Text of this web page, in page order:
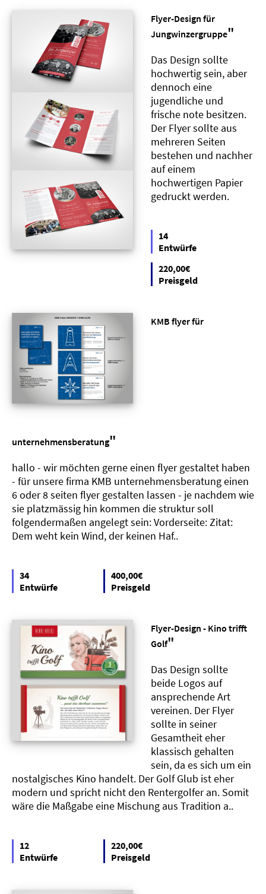
Flyer-Design für
Jungwinzergruppe"
Das Design sollte
hochwertig sein, aber
dennoch eine
jugendliche und
frische note besitzen.
Der Flyer sollte aus
mehreren Seiten
bestehen und nachher
auf einem
hochwertigen Papier
gedruckt werden.
14
Entwürfe
220,00€
Preisgeld
KMB flyer für
unternehmensberatung"
hallo - wir möchten gerne einen flyer gestaltet haben
- für unsere firma KMB unternehmensberatung einen
6 oder 8 seiten flyer gestalten lassen - je nachdem wie
sie platzmässig hin kommen die struktur soll
folgendermaßen angelegt sein: Vorderseite: Zitat:
Dem weht kein Wind, der keinen Haf..
34
Entwürfe
400,00€
Preisgeld
Flyer-Design - Kino trifft
Golf"
Das Design sollte
beide Logos auf
ansprechende Art
vereinen. Der Flyer
sollte in seiner
Gesamtheit eher
klassisch gehalten
sein, da es sich um ein
nostalgisches Kino handelt. Der Golf Glub ist eher
modern und spricht nicht den Rentergolfer an. Somit
wäre die Maßgabe eine Mischung aus Tradition a..
12
Entwürfe
220,00€
Preisgeld